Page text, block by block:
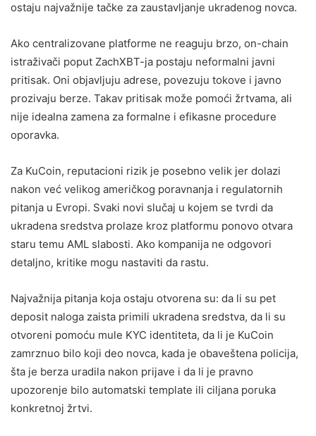
ostaju najvažnije tačke za zaustavljanje ukradenog novca.
Ako centralizovane platforme ne reaguju brzo, on-chain
istraživači poput ZachXBT-ja postaju neformalni javni
pritisak. Oni objavljuju adrese, povezuju tokove i javno
prozivaju berze. Takav pritisak može pomoći žrtvama, ali
nije idealna zamena za formalne i efikasne procedure
oporavka.
Za KuCoin, reputacioni rizik je posebno velik jer dolazi
nakon već velikog američkog poravnanja i regulatornih
pitanja u Evropi. Svaki novi slučaj u kojem se tvrdi da
ukradena sredstva prolaze kroz platformu ponovo otvara
staru temu AML slabosti. Ako kompanija ne odgovori
detaljno, kritike mogu nastaviti da rastu.
Najvažnija pitanja koja ostaju otvorena su: da li su pet
deposit naloga zaista primili ukradena sredstva, da li su
otvoreni pomoću mule KYC identiteta, da li je KuCoin
zamrznuo bilo koji deo novca, kada je obaveštena policija,
šta je berza uradila nakon prijave i da li je pravno
upozorenje bilo automatski template ili ciljana poruka
konkretnoj žrtvi.